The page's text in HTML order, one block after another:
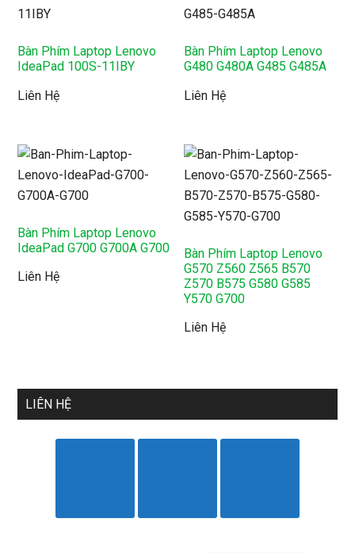
Bàn Phím Laptop Lenovo
IdeaPad 100S-11IBY
Liên Hệ
Bàn Phím Laptop Lenovo
G480 G480A G485 G485A
Liên Hệ
Bàn Phím Laptop Lenovo
IdeaPad G700 G700A G700
Liên Hệ
Bàn Phím Laptop Lenovo
G570 Z560 Z565 B570
Z570 B575 G580 G585
Y570 G700
Liên Hệ
LIÊN HỆ